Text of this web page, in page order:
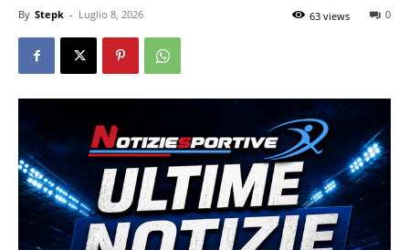
By Stepk - Luglio 8, 2026 0
63 views